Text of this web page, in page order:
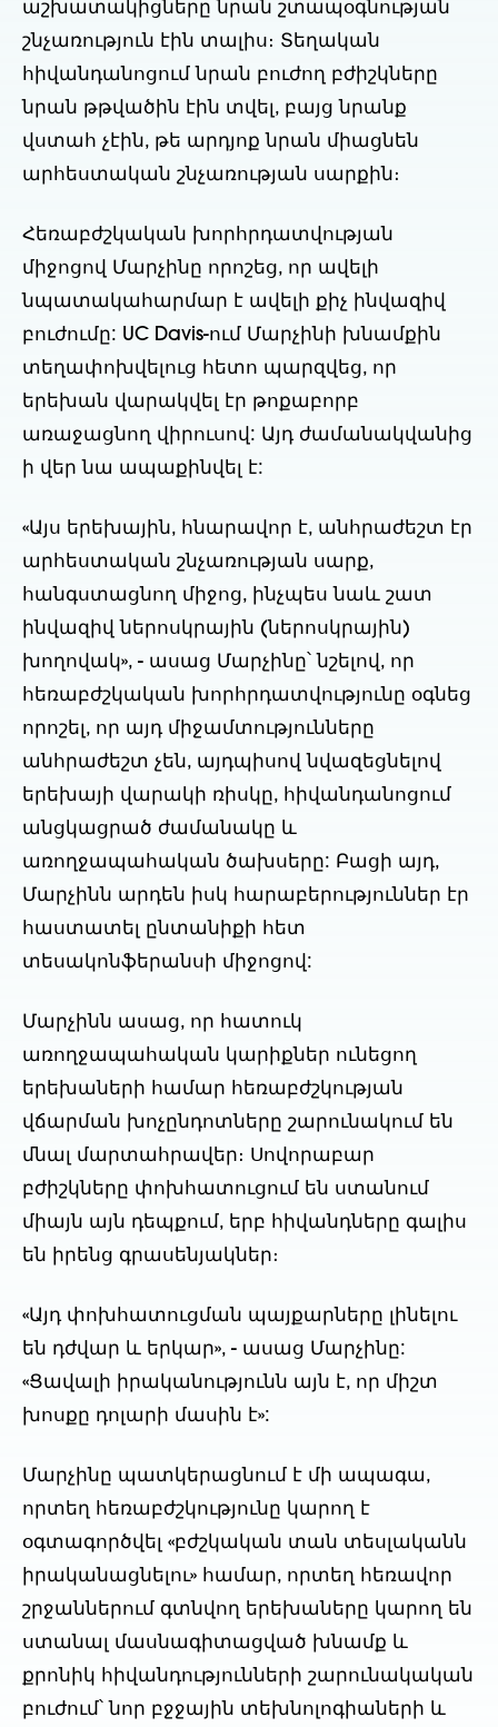
աշխատակիցները նրան շտապօգնության
շնչառություն էին տալիս։ Տեղական
հիվանդանոցում նրան բուժող բժիշկները
նրան թթվածին էին տվել, բայց նրանք
վստահ չէին, թե արդյոք նրան միացնեն
արհեստական շնչառության սարքին։
Հեռաբժշկական խորհրդատվության
միջոցով Մարչինը որոշեց, որ ավելի
նպատակահարմար է ավելի քիչ ինվազիվ
բուժումը: UC Davis-ում Մարչինի խնամքին
տեղափոխվելուց հետո պարզվեց, որ
երեխան վարակվել էր թոքաբորբ
առաջացնող վիրուսով: Այդ ժամանակվանից
ի վեր նա ապաքինվել է:
«Այս երեխային, հնարավոր է, անհրաժեշտ էր
արհեստական շնչառության սարք,
հանգստացնող միջոց, ինչպես նաև շատ
ինվազիվ ներոսկրային (ներոսկրային)
խողովակ», - ասաց Մարչինը՝ նշելով, որ
հեռաբժշկական խորհրդատվությունը օգնեց
որոշել, որ այդ միջամտությունները
անհրաժեշտ չեն, այդպիսով նվազեցնելով
երեխայի վարակի ռիսկը, հիվանդանոցում
անցկացրած ժամանակը և
առողջապահական ծախսերը: Բացի այդ,
Մարչինն արդեն իսկ հարաբերություններ էր
հաստատել ընտանիքի հետ
տեսակոնֆերանսի միջոցով:
Մարչինն ասաց, որ հատուկ
առողջապահական կարիքներ ունեցող
երեխաների համար հեռաբժշկության
վճարման խոչընդոտները շարունակում են
մնալ մարտահրավեր։ Սովորաբար
բժիշկները փոխհատուցում են ստանում
միայն այն դեպքում, երբ հիվանդները գալիս
են իրենց գրասենյակներ։
«Այդ փոխհատուցման պայքարները լինելու
են դժվար և երկար», - ասաց Մարչինը:
«Ցավալի իրականությունն այն է, որ միշտ
խոսքը դոլարի մասին է»:
Մարչինը պատկերացնում է մի ապագա,
որտեղ հեռաբժշկությունը կարող է
օգտագործվել «բժշկական տան տեսլականն
իրականացնելու» համար, որտեղ հեռավոր
շրջաններում գտնվող երեխաները կարող են
ստանալ մասնագիտացված խնամք և
քրոնիկ հիվանդությունների շարունակական
բուժում՝ նոր բջջային տեխնոլոգիաների և